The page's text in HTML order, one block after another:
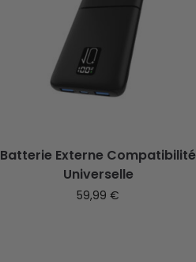
Batterie Externe Compatibilité
Universelle
59,99€